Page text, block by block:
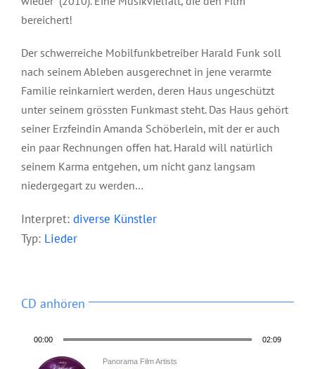
bereichert!
Der schwerreiche Mobilfunkbetreiber Harald Funk soll
nach seinem Ableben ausgerechnet in jene verarmte
Familie reinkarniert werden, deren Haus ungeschützt
unter seinem grössten Funkmast steht. Das Haus gehört
seiner Erzfeindin Amanda Schöberlein, mit der er auch
ein paar Rechnungen offen hat. Harald will natürlich
seinem Karma entgehen, um nicht ganz langsam
niedergegart zu werden…
Interpret: diverse Künstler
Typ: Lieder
CD anhören
00:00 02:09
Panorama Film Artists